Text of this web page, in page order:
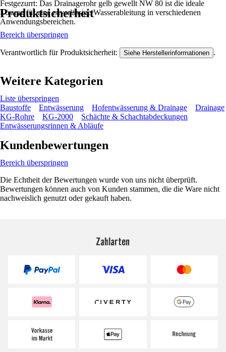
Festgezurrt: Das Drainagerohr gelb gewellt NW 80 ist die ideale
Lösung für eine zuverlässige Wasserableitung in verschiedenen
Anwendungsbereichen.
Produktsicherheit
Bereich überspringen
Verantwortlich für Produktsicherheit: Siehe Herstellerinformationen .
Weitere Kategorien
Liste überspringen
Baustoffe
Entwässerung Hofentwässerung & Drainage
Drainage
KG-Rohre
KG-2000
Schächte & Schachtabdeckungen
Entwässerungsrinnen & Abläufe
Kundenbewertungen
Bereich überspringen
Die Echtheit der Bewertungen wurde von uns nicht überprüft.
Bewertungen können auch von Kunden stammen, die die Ware nicht
nachweislich genutzt oder gekauft haben.
Zahlarten